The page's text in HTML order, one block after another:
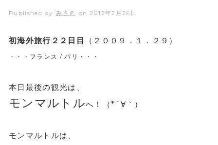
Published by みさＰ on 2012年2月26日
初海外旅行２２日目 （２００９．１．２９）
・・・フランス / パリ・・・
本日最後の観光は、
モンマルトルへ！（*´∀｀）
モンマルトルは、